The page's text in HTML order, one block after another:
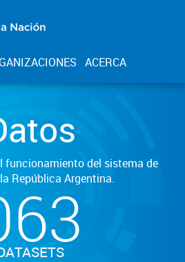
ACERCA
funcionamiento del sistema de
República Argentina.